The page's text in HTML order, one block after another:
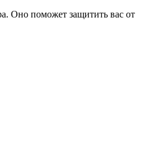
Оно поможет защитить вас от